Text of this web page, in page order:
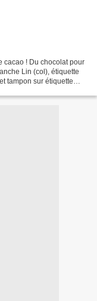
cacao ! Du chocolat pour
Lin (col), étiquette
tampon sur étiquette